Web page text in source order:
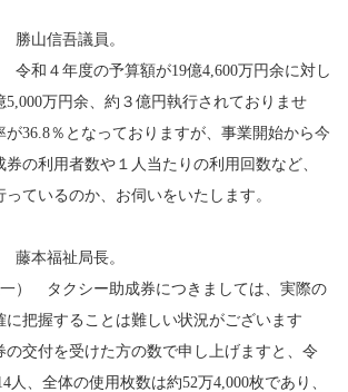
勝山信吾議員。
令和４年度の予算額が19億4,600万円余に対し
5,000万円余、約３億円執行されておりませ
が36.8％となっておりますが、事業開始から今
券の利用者数や１人当たりの利用回数など、
ているのか、お伺いをいたします。
藤本福祉局長。
） タクシー助成券につきましては、実際の
に把握することは難しい状況がございます
の交付を受けた方の数で申し上げますと、令
人、全体の使用枚数は約52万4,000枚であり、